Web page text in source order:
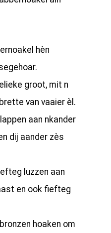
hèn
groot, mit n
van vaaier èl.
aan nkander
dij aander zès
luzzen aan
en ook fiefteg
hoaken om